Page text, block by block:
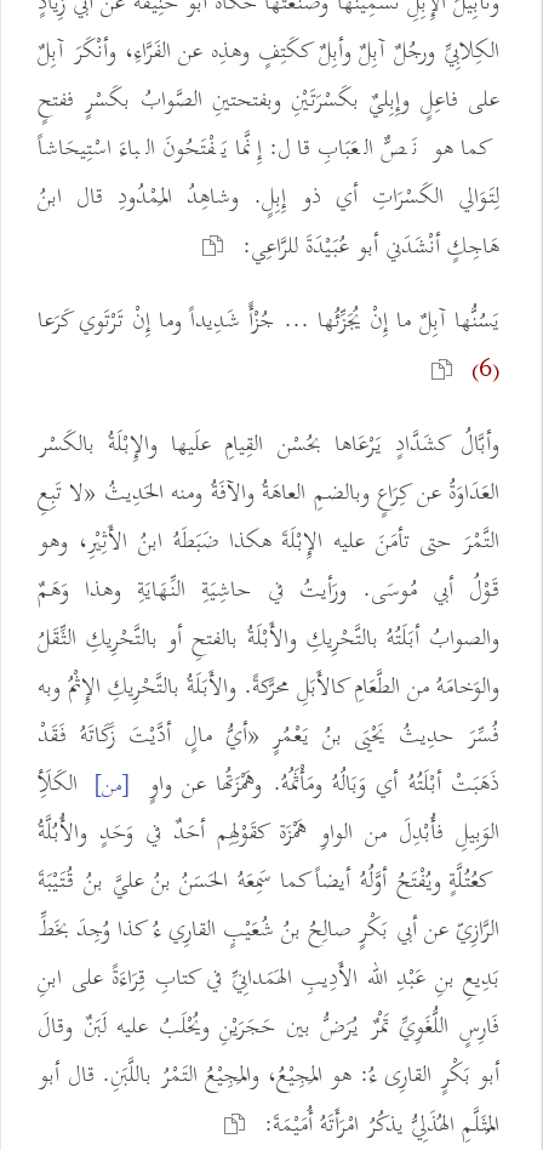
الكِلابِيِّ ورجُلٌ آبِلٌ وأبِلٌ ككَتِفٍ وهذِه عن الفَرَّاءِ، وأنْكَرَ آبِلٌ
على فاعِلٍ وإِبِليٌ بكَسْرَتَيْنِ وبفتحتينِ الصَّوابُ بكَسْرٍ ففتحٍ
كما هو نَصٌّ العَبَابِ قال: إِنَّما يَفْتَحُونَ الباءَ اسْتِيحَاشاً
لِتَوَالي الكَسْرَاتِ أي ذو إِبِلٍ. وشاهِدُ المَمْدُودِ قال ابنُ
هَاجِكٍ أنْشَدَني أبو عُبَيْدَةَ للرَّاعِي:
يَسُنُّها آبِلٌ ما إِنْ يُجَزِّئُها ... جُزْأً شَدِيداً وما إِنْ تَرْتَوي كَرَعا
(6)
وأبَّالُ كشَدَّادٍ يَرْعَاها بحُسْن القِيامِ علَيها والإِبْلَةُ بالكَسْر
العَدَاوَةُ عن كِرَاعٍ وبالضمِ العاهَةُ والآفَةُ ومنه الحَدِيثُ «لا تَبِعِ
التَّمْرَ حتى تأمَنَ عليه الإِبْلَةَ هكذا ضَبَطَهُ ابنُ الأَثِيْرِ، وهو
قَوْلُ أبي مُوسَى. ورَأيتُ في حاشِيَةِ النِّهَايَةِ وهذا وَهَمٌ
والصوابُ أبَلَتُهُ بالتَّحْرِيكِ والأَبْلَةُ بالفتحِ أو بالتَّحْرِيكِ الثِّقَلُ
والوَخامَهُ من الطَّعَامِ كالأَبَلِ محرَّكةً. والأَبَلَةُ بالتَّحْرِيكِ الإِثْمُ وبه
فُسِّرَ حدِيثُ يَحْيَى بنُ يَعْمُرٍ «أيُّ مالٍ أدَّيْتَ زَكَاتَهُ فَقَدْ
ذَهَبَتْ أبْلَتُهُ أي وَبَالُهُ ومَأْثَمُهُ. وهَمْزَتُها عن واوٍ [من] الكَلَأِ
الوَبِيلِ فأُبْدِلَ من الواوِ هَمْزَة كقَوْلِهِم أحَدٌ في وَحَدٍ والأُبُلَّةُ
كعُتُلَّةٍ ويُفْتَحُ أوَّلُهُ أيضاً كما سَمِعَهُ الحَسَنُ بنُ عليَّ بنُ قُتَيْبَةَ
الرَّازِيّ عن أبي بَكْرٍ صالِحُ بنُ شُعَيْبٍ القارِي ءُ كذا وُجِدَ بخَطِّ
بَدِيعِ بنِ عَبْدِ الله الأَدِيبِ الهَمَدانِيِّ في كتابِ قِرَاءَةً على ابنِ
فَارِسٍ اللُّغَوِيِّ تَمْرٌ يُرَضُّ بين حَجَرَيْنِ ويُحْلَبُ عليه لَبَنٌ وقالَ
أبو بَكْرٍ القارِى ءُ: هو المَجِيْعُ، والمَجِيْعُ التَمْرُ باللَّبَنِ. قال أبو
المُثَلَّمِ الهُذَلِيُّ يذكُرُ امْرَأَتَهُ أُمَيْمَةَ: